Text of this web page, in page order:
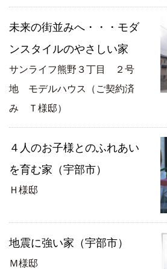
未来の街並みへ・・・モダ
ンスタイルのやさしい家
サンライフ熊野３丁目 ２号
地 モデルハウス（ご契約済
み Ｔ様邸）
４人のお子様とのふれあい
を育む家（宇部市）
Ｈ様邸
地震に強い家（宇部市）
Ｍ様邸